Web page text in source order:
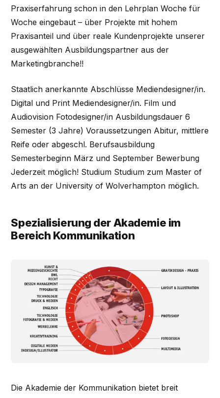
Praxiserfahrung schon in den Lehrplan Woche für
Woche eingebaut – über Projekte mit hohem
Praxisanteil und über reale Kundenprojekte unserer
ausgewählten Ausbildungspartner aus der
Marketingbranche!!
Staatlich anerkannte Abschlüsse Mediendesigner/in.
Digital und Print Mediendesigner/in. Film und
Audiovision Fotodesigner/in Ausbildungsdauer 6
Semester (3 Jahre) Voraussetzungen Abitur, mittlere
Reife oder abgeschl. Berufsausbildung
Semesterbeginn März und September Bewerbung
Jederzeit möglich! Studium Studium zum Master of
Arts an der University of Wolverhampton möglich.
Spezialisierung der Akademie im
Bereich Kommunikation
Die Akademie der Kommunikation bietet breit